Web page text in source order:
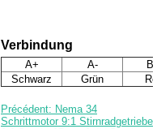
Verbindung
A+ A-
Schwarz
Grün
Précédent: Nema 34
Schrittmotor 9:1 Stirnradgetriebe